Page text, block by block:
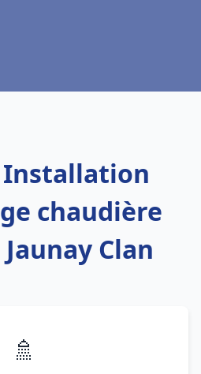
Installation
chaudière
Clan
🚿